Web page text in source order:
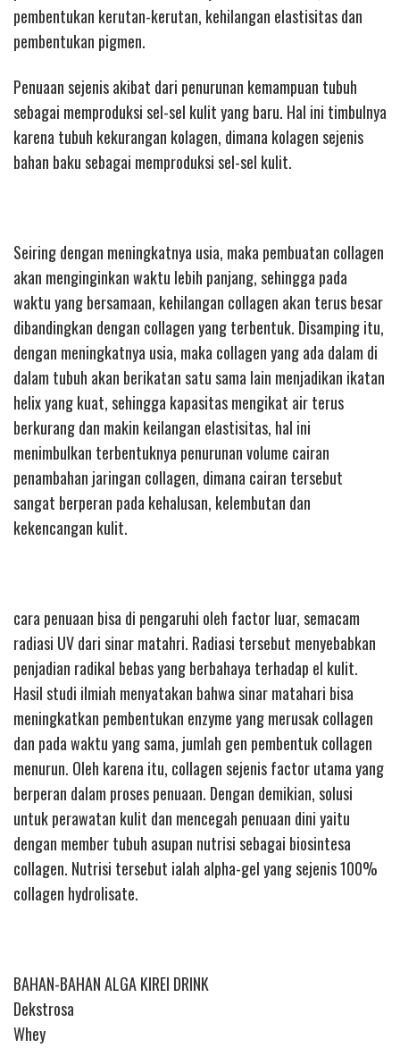
pembentukan kerutan-kerutan, kehilangan elastisitas dan
pembentukan pigmen.
Penuaan sejenis akibat dari penurunan kemampuan tubuh
sebagai memproduksi sel-sel kulit yang baru. Hal ini timbulnya
karena tubuh kekurangan kolagen, dimana kolagen sejenis
bahan baku sebagai memproduksi sel-sel kulit.
Seiring dengan meningkatnya usia, maka pembuatan collagen
akan menginginkan waktu lebih panjang, sehingga pada
waktu yang bersamaan, kehilangan collagen akan terus besar
dibandingkan dengan collagen yang terbentuk. Disamping itu,
dengan meningkatnya usia, maka collagen yang ada dalam di
dalam tubuh akan berikatan satu sama lain menjadikan ikatan
helix yang kuat, sehingga kapasitas mengikat air terus
berkurang dan makin keilangan elastisitas, hal ini
menimbulkan terbentuknya penurunan volume cairan
penambahan jaringan collagen, dimana cairan tersebut
sangat berperan pada kehalusan, kelembutan dan
kekencangan kulit.
cara penuaan bisa di pengaruhi oleh factor luar, semacam
radiasi UV dari sinar matahri. Radiasi tersebut menyebabkan
penjadian radikal bebas yang berbahaya terhadap el kulit.
Hasil studi ilmiah menyatakan bahwa sinar matahari bisa
meningkatkan pembentukan enzyme yang merusak collagen
dan pada waktu yang sama, jumlah gen pembentuk collagen
menurun. Oleh karena itu, collagen sejenis factor utama yang
berperan dalam proses penuaan. Dengan demikian, solusi
untuk perawatan kulit dan mencegah penuaan dini yaitu
dengan member tubuh asupan nutrisi sebagai biosintesa
collagen. Nutrisi tersebut ialah alpha-gel yang sejenis 100%
collagen hydrolisate.
BAHAN-BAHAN ALGA KIREI DRINK
Dekstrosa
Whey